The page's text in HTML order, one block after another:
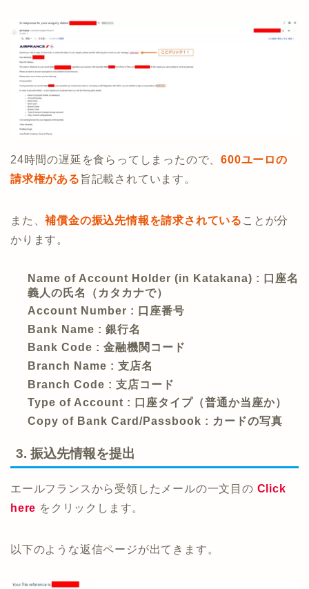
24時間の遅延を食らってしまったので、600ユーロの
請求権がある 旨記載されています。
また、補償金の振込先情報を請求されている ことが分
かります。
Name of Account Holder (in Katakana) : 口座名
義人の氏名（カタカナで）
Account Number : 口座番号
Bank Name : 銀行名
Bank Code : 金融機関コード
Branch Name : 支店名
Branch Code : 支店コード
Type of Account : 口座タイプ（普通か当座か）
Copy of Bank Card/Passbook : カードの写真
3. 振込先情報を提出
エールフランスから受領したメールの一文目の Click
here をクリックします。
以下のような返信ページが出てきます。